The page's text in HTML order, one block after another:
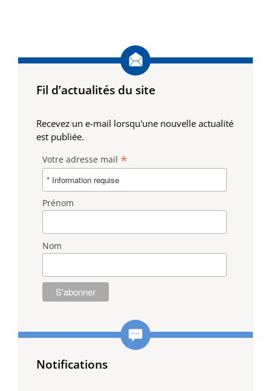
Fil d’actualités du site
Recevez un e-mail lorsqu'une nouvelle actualité
est publiée.
Votre adresse mail *
Prénom
Nom
Notifications